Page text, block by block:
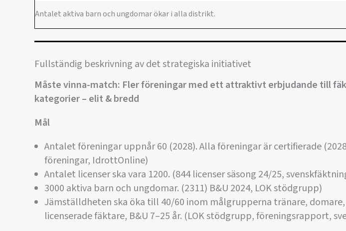
Antalet aktiva barn och ungdomar ökar i alla distrikt.
Fullständig beskrivning av det strategiska initiativet
Måste vinna-match: Fler föreningar med ett attraktivt erbjudande till
kategorier – elit & bredd
Mål
Antalet föreningar uppnår 60 (2028). Alla föreningar är certifierade
föreningar, IdrottOnline)
Antalet licenser ska vara 1200. (844 licenser säsong 24/25,
3000 aktiva barn och ungdomar. (2311) B&U 2024, LOK stödgrupp)
Jämställdheten ska öka till 40/60 inom målgrupperna tränare,
licenserade fäktare, B&U 7–25 år. (LOK stödgrupp, föreningsrapport,